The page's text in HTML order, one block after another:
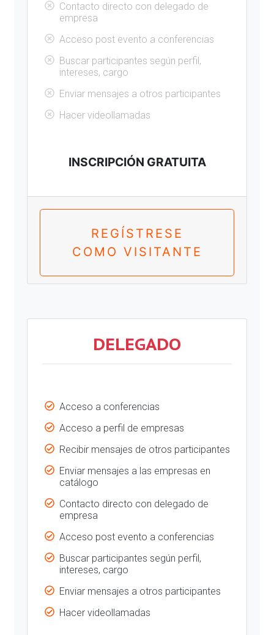
Contacto directo con delegado de
empresa
Acceso post evento a conferencias
Buscar participantes según perfil,
intereses, cargo
Enviar mensajes a otros participantes
Hacer videollamadas
INSCRIPCIÓN GRATUITA
REGÍSTRESE
COMO VISITANTE
DELEGADO
Acceso a conferencias
Acceso a perfil de empresas
Recibir mensajes de otros participantes
Enviar mensajes a las empresas en
catálogo
Contacto directo con delegado de
empresa
Acceso post evento a conferencias
Buscar participantes según perfil,
intereses, cargo
Enviar mensajes a otros participantes
Hacer videollamadas